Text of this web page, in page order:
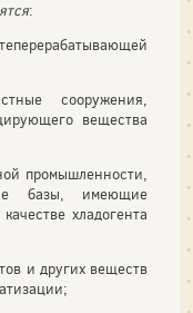
:
сооружения,
вещества
промышленности,
базы, имеющие
хладогента
и других веществ